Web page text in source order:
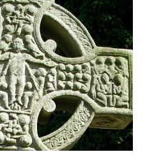
Colorado otworzono kościół o